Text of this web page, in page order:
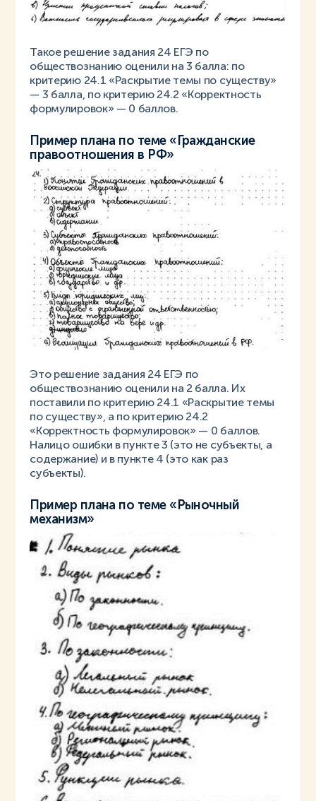
Такое решение задания 24 ЕГЭ по
обществознанию оценили на 3 балла: по
критерию 24.1 «Раскрытие темы по существу»
— 3 балла, по критерию 24.2 «Корректность
формулировок» — 0 баллов.
Пример плана по теме «Гражданские
правоотношения в РФ»
Это решение задания 24 ЕГЭ по
обществознанию оценили на 2 балла. Их
поставили по критерию 24.1 «Раскрытие темы
по существу», а по критерию 24.2
«Корректность формулировок» — 0 баллов.
Налицо ошибки в пункте 3 (это не субъекты, а
содержание) и в пункте 4 (это как раз
субъекты).
Пример плана по теме «Рыночный
механизм»